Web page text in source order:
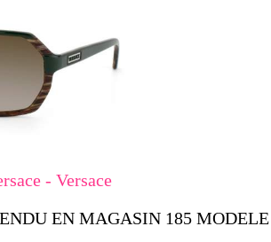
- Versace
EN MAGASIN 185 MODELE